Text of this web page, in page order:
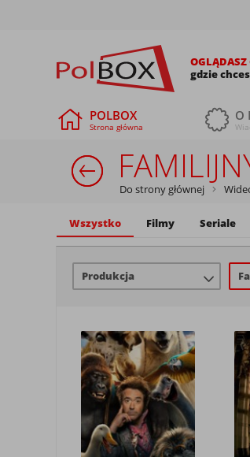
OGLĄDASZ
gdzie
POLBOX
Strona główna
O
Do strony głównej
Wszystko Filmy Seriale
Produkcja